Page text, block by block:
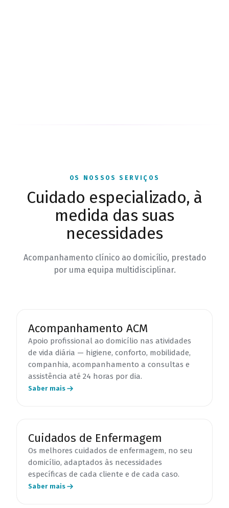
OS NOSSOS SERVIÇOS
Cuidado especializado, à
medida das suas
necessidades
Acompanhamento clínico ao domicílio, prestado
por uma equipa multidisciplinar.
Acompanhamento ACM
Apoio profissional ao domicílio nas atividades
de vida diária — higiene, conforto, mobilidade,
companhia, acompanhamento a consultas e
assistência até 24 horas por dia.
Saber mais
Cuidados de Enfermagem
Os melhores cuidados de enfermagem, no seu
domicílio, adaptados às necessidades
específicas de cada cliente e de cada caso.
Saber mais